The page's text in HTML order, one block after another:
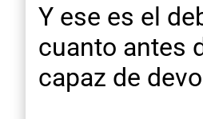
Y ese es el
cuanto antes
capaz de